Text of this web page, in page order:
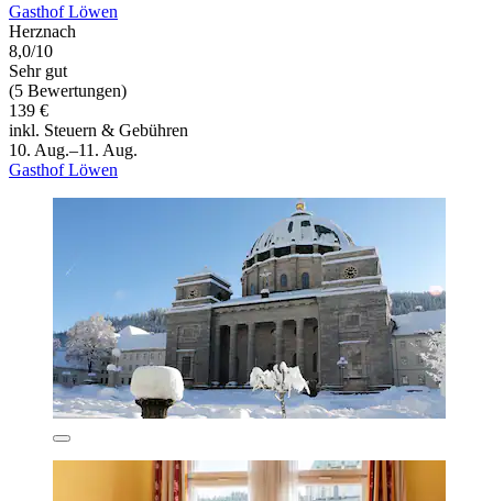
Gasthof Löwen
Herznach
8,0/10
Sehr gut
(5 Bewertungen)
139 €
inkl. Steuern & Gebühren
10. Aug.–11. Aug.
Gasthof Löwen